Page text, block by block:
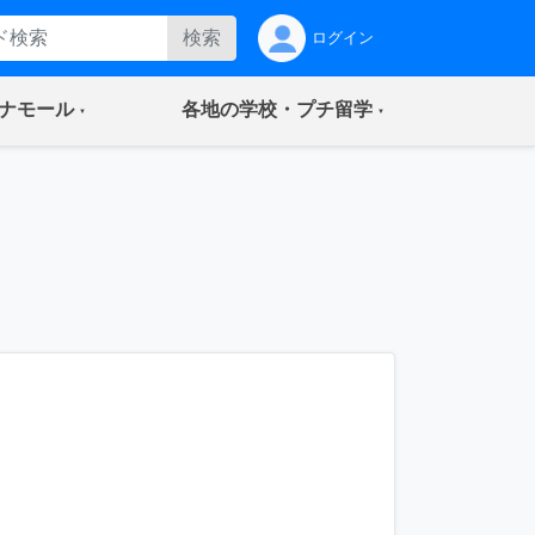
検索 ログイン
モール(current) 各地の学校・プチ留学(current)